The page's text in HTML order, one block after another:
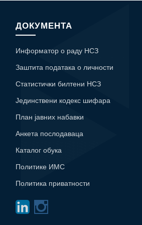
ДОКУМЕНТА
Информатор о раду НСЗ
Заштита података о личности
Статистички билтени НСЗ
Јединствени кодекс шифара
План јавних набавки
Анкета послодаваца
Каталог обука
Политике ИМС
Политика приватности